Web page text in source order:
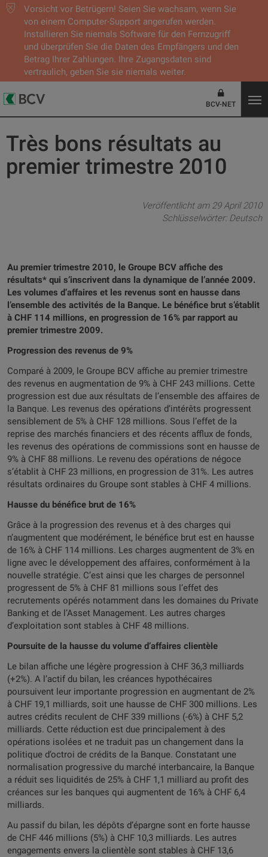
Vorsicht vor Betrügern! Seien Sie wachsam, wenn Sie
von einem Computer-Support angerufen werden.
Installieren Sie niemals Software für den Fernzugriff
und überprüfen Sie die Daten des Empfängers und den
Betrag Ihrer Zahlungen. Ihre Zugangsdaten sind
vertraulich, geben Sie sie niemals weiter.
BCV-NET
Très bons résultats au
premier trimestre 2010
Veröffentlicht am 29 April 2010
Schlüsselwörter: Deutsch
Au premier trimestre 2010, le Groupe BCV affiche des
résultats* qui s’inscrivent dans la dynamique de l’année 2009.
Les volumes d’affaires et les revenus sont en hausse dans
l’ensemble des activités de la Banque. Le bénéfice brut s’établit
à CHF 114 millions, en progression de 16% par rapport au
premier trimestre 2009.
Progression des revenus de 9%
Comparé à 2009, le Groupe BCV affiche au premier trimestre
des revenus en augmentation de 9% à CHF 243 millions. Cette
progression est due aux résultats de l’ensemble des affaires de
la Banque. Les revenus des opérations d’intérêts progressent
sensiblement de 5% à CHF 128 millions. Sous l’effet de la
reprise des marchés financiers et des récents afflux de fonds,
les revenus des opérations de commissions sont en hausse de
9% à CHF 88 millions. Le revenu des opérations de négoce
s’établit à CHF 23 millions, en progression de 31%. Les autres
résultats ordinaires du Groupe sont stables à CHF 4 millions.
Hausse du bénéfice brut de 16%
Grâce à la progression des revenus et à des charges qui
n’augmentent que modérément, le bénéfice brut est en hausse
de 16% à CHF 114 millions. Les charges augmentent de 3% en
ligne avec le développement des affaires, conformément à la
nouvelle stratégie. C’est ainsi que les charges de personnel
progressent de 5% à CHF 81 millions sous l’effet des
recrutements opérés notamment dans les domaines du Private
Banking et de l’Asset Management. Les autres charges
d’exploitation sont stables à CHF 48 millions.
Poursuite de la hausse du volume d’affaires clientèle
Le bilan affiche une légère progression à CHF 36,3 milliards
(+2%). A l’actif du bilan, les créances hypothécaires
poursuivent leur importante progression en augmentant de 2%
à CHF 19,1 milliards, soit une hausse de CHF 300 millions. Les
autres crédits reculent de CHF 339 millions (-6%) à CHF 5,2
milliards. Cette réduction est due principalement à des
opérations isolées et ne traduit pas un changement dans la
politique d’octroi de crédits de la Banque. Constatant une
normalisation progressive du marché interbancaire, la Banque
a réduit ses liquidités de 25% à CHF 1,1 milliard au profit des
créances sur les banques qui augmentent de 16% à CHF 6,4
milliards.
Au passif du bilan, les dépôts d’épargne sont en forte hausse
de CHF 446 millions (5%) à CHF 10,3 milliards. Les autres
engagements envers la clientèle sont stables à CHF 13,6